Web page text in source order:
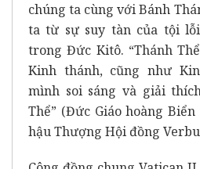
chúng ta cùng với Bánh
ta từ sự suy tàn của tội
trong Đức Kitô. “Thánh
Kinh thánh, cũng như
mình soi sáng và giải
Thể” (Đức Giáo hoàng
hậu Thượng Hội đồng